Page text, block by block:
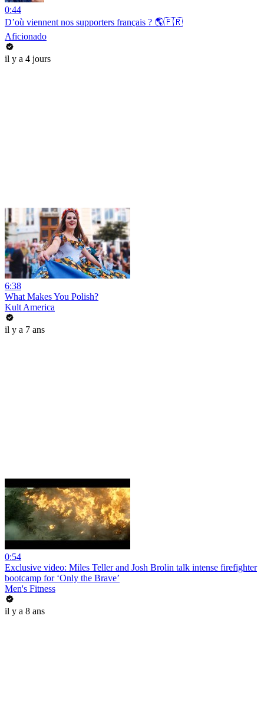
0:44
D’où viennent nos supporters français ? 🌎🇫🇷
Aficionado
il y a 4 jours
6:38
What Makes You Polish?
Kult America
il y a 7 ans
0:54
Exclusive video: Miles Teller and Josh Brolin talk intense firefighter
bootcamp for ‘Only the Brave’
Men's Fitness
il y a 8 ans